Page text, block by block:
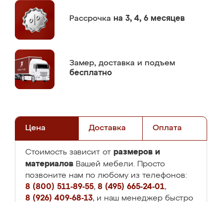
Рассрочка на 3, 4, 6 месяцев
Замер, доставка и подъем
бесплатно
Цена Доставка Оплата
Стоимость зависит от размеров и
материалов Вашей мебели. Просто
позвоните нам по любому из телефонов:
8 (800) 511-89-55, 8 (495) 665-24-01,
8 (926) 409-68-13, и наш менеджер быстро